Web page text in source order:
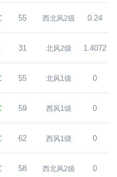
55 西北风2级 0.24
31 北风2级 1.4072
55 北风1级 0
59 西风1级 0
62 西风1级 0
58 西北风2级 0